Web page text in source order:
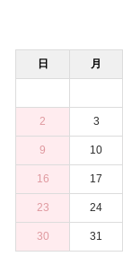
日 月
2 3
9 10
16 17
23 24
30 31